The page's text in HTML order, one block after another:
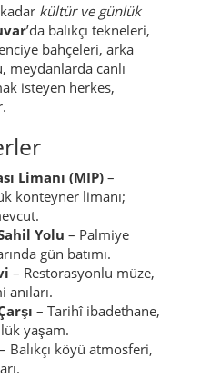
kültür ve günlük
’da balıkçı tekneleri,
bahçeleri, arka
meydanlarda canlı
isteyen herkes,
Limanı (MIP)–
konteyner limanı;
Yolu – Palmiye
gün batımı.
– Restorasyonlu müze,
– Tarihî ibadethane,
yaşam.
– Balıkçı köyü atmosferi,